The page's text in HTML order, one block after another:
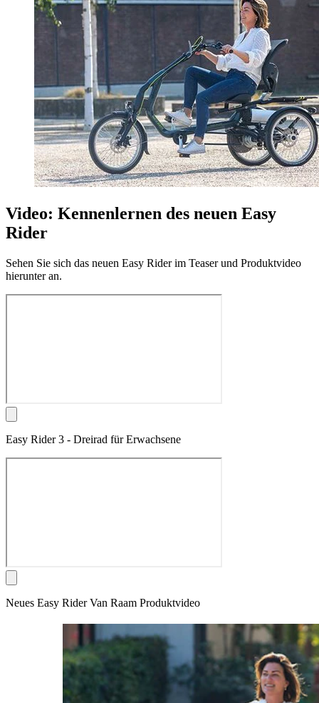
Video: Kennenlernen des neuen Easy
Rider
Sehen Sie sich das neuen Easy Rider im Teaser und Produktvideo
hierunter an.
Easy Rider 3 - Dreirad für Erwachsene
Neues Easy Rider Van Raam Produktvideo